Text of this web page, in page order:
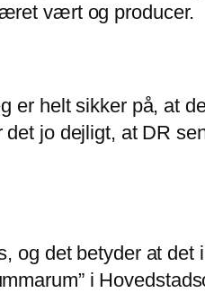
vært og producer.
er helt sikker på, at
jo dejligt, at DR
og det betyder at det
i